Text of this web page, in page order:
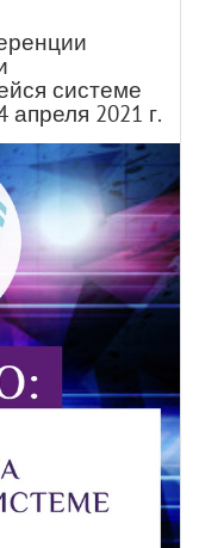
системе
апреля 2021 г.